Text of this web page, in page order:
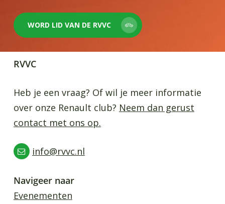
WORD LID VAN DE RVVC
RVVC
Heb je een vraag? Of wil je meer informatie
over onze Renault club? Neem dan gerust
contact met ons op.
info@rvvc.nl
Navigeer naar
Evenementen